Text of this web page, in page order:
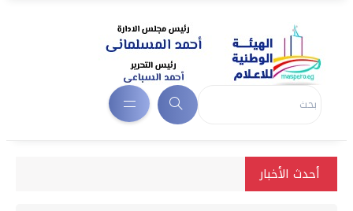
أحدث الأخبار